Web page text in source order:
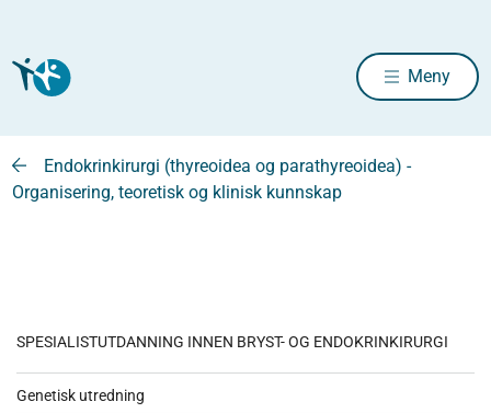
Meny
Endokrinkirurgi (thyreoidea og parathyreoidea) -
Organisering, teoretisk og klinisk kunnskap
SPESIALISTUTDANNING INNEN BRYST- OG ENDOKRINKIRURGI
Genetisk utredning